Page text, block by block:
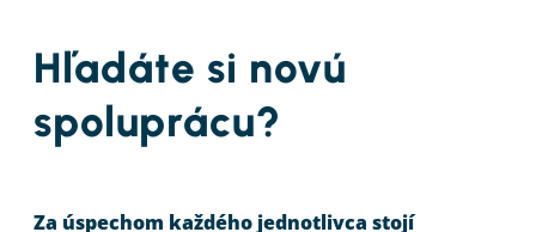
Hľadáte si novú
spoluprácu?
Za úspechom každého jednotlivca stojí